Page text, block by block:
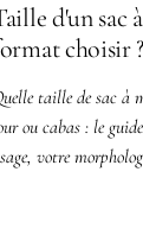
d'un sac
choisir
taille de sac à
ou cabas : le
votre